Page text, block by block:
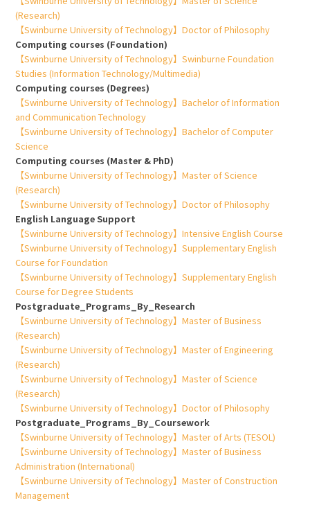
(Research)
【Swinburne University of Technology】Doctor of Philosophy
Computing courses (Foundation)
【Swinburne University of Technology】Swinburne Foundation
Studies (Information Technology/Multimedia)
Computing courses (Degrees)
【Swinburne University of Technology】Bachelor of Information
and Communication Technology
【Swinburne University of Technology】Bachelor of Computer
Science
Computing courses (Master & PhD)
【Swinburne University of Technology】Master of Science
(Research)
【Swinburne University of Technology】Doctor of Philosophy
English Language Support
【Swinburne University of Technology】Intensive English Course
【Swinburne University of Technology】Supplementary English
Course for Foundation
【Swinburne University of Technology】Supplementary English
Course for Degree Students
Postgraduate_Programs_By_Research
【Swinburne University of Technology】Master of Business
(Research)
【Swinburne University of Technology】Master of Engineering
(Research)
【Swinburne University of Technology】Master of Science
(Research)
【Swinburne University of Technology】Doctor of Philosophy
Postgraduate_Programs_By_Coursework
【Swinburne University of Technology】Master of Arts (TESOL)
【Swinburne University of Technology】Master of Business
Administration (International)
【Swinburne University of Technology】Master of Construction
Management